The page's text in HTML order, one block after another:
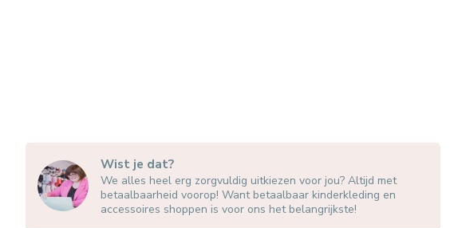
Wist je dat?
We alles heel erg zorgvuldig uitkiezen voor jou? Altijd met
betaalbaarheid voorop! Want betaalbaar kinderkleding en
accessoires shoppen is voor ons het belangrijkste!